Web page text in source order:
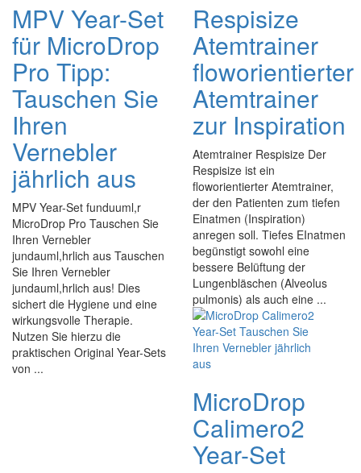
MPV Year-Set
für MicroDrop
Pro Tipp:
Tauschen Sie
Ihren
Vernebler
jährlich aus
MPV Year-Set funduuml,r
MicroDrop Pro Tauschen Sie
Ihren Vernebler
jundauml,hrlich aus Tauschen
Sie Ihren Vernebler
jundauml,hrlich aus! Dies
sichert die Hygiene und eine
wirkungsvolle Therapie.
Nutzen Sie hierzu die
praktischen Original Year-Sets
von ...
Respisize
Atemtrainer
floworientierter
Atemtrainer
zur Inspiration
Atemtrainer Respisize Der
Respisize ist ein
floworientierter Atemtrainer,
der den Patienten zum tiefen
Einatmen (Inspiration)
anregen soll. Tiefes EInatmen
begünstigt sowohl eine
bessere Belüftung der
Lungenbläschen (Alveolus
pulmonis) als auch eine ...
MicroDrop
Calimero2
Year-Set